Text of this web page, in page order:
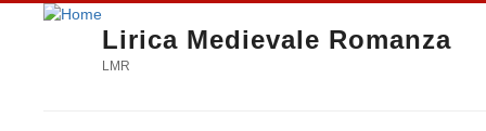
Lirica Medievale Romanza
LMR